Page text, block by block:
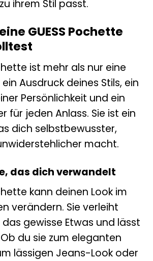
ihrem Stil passt.
GUESS Pochette
ist mehr als nur eine
Ausdruck deines Stils, ein
Persönlichkeit und ein
für jeden Anlass. Sie ist ein
dich selbstbewusster,
macht.
das dich verwandelt
kann deinen Look im
verändern. Sie verleiht
gewisse Etwas und lässt
du sie zum eleganten
lässigen Jeans-Look oder